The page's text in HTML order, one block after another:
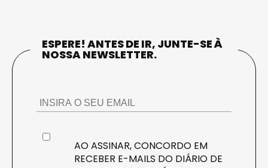
ESPERE! ANTES DE IR, JUNTE-SE À
NOSSA NEWSLETTER.
AO ASSINAR, CONCORDO EM
RECEBER E-MAILS DO DIÁRIO DE